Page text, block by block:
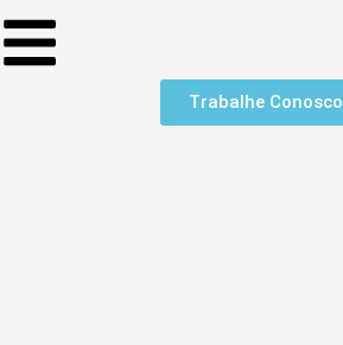
Trabalhe Conosco